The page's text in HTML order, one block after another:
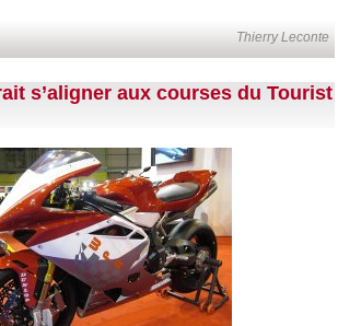
Thierry Leconte
s’aligner aux courses du Tourist